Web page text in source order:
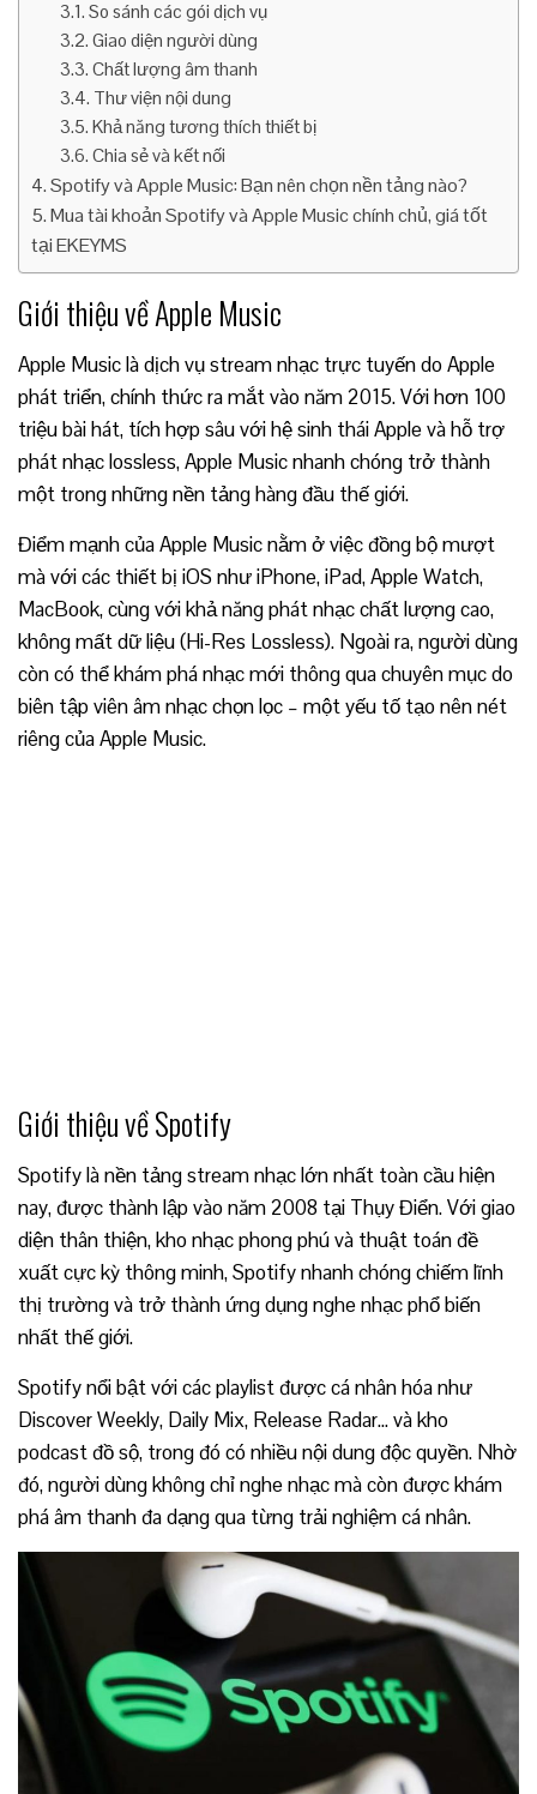
So sánh các gói dịch vụ
Giao diện người dùng
Chất lượng âm thanh
Thư viện nội dung
Khả năng tương thích thiết bị
Chia sẻ và kết nối
Spotify và Apple Music: Bạn nên chọn nền tảng nào?
Mua tài khoản Spotify và Apple Music chính chủ, giá tốt
tại EKEYMS
Giới thiệu về Apple Music
Apple Music là dịch vụ stream nhạc trực tuyến do Apple
phát triển, chính thức ra mắt vào năm 2015. Với hơn 100
triệu bài hát, tích hợp sâu với hệ sinh thái Apple và hỗ trợ
phát nhạc lossless, Apple Music nhanh chóng trở thành
một trong những nền tảng hàng đầu thế giới.
Điểm mạnh của Apple Music nằm ở việc đồng bộ mượt
mà với các thiết bị iOS như iPhone, iPad, Apple Watch,
MacBook, cùng với khả năng phát nhạc chất lượng cao,
không mất dữ liệu (Hi-Res Lossless). Ngoài ra, người dùng
còn có thể khám phá nhạc mới thông qua chuyên mục do
biên tập viên âm nhạc chọn lọc – một yếu tố tạo nên nét
riêng của Apple Music.
Giới thiệu về Spotify
Spotify là nền tảng stream nhạc lớn nhất toàn cầu hiện
nay, được thành lập vào năm 2008 tại Thụy Điển. Với giao
diện thân thiện, kho nhạc phong phú và thuật toán đề
xuất cực kỳ thông minh, Spotify nhanh chóng chiếm lĩnh
thị trường và trở thành ứng dụng nghe nhạc phổ biến
nhất thế giới.
Spotify nổi bật với các playlist được cá nhân hóa như
Discover Weekly, Daily Mix, Release Radar… và kho
podcast đồ sộ, trong đó có nhiều nội dung độc quyền. Nhờ
đó, người dùng không chỉ nghe nhạc mà còn được khám
phá âm thanh đa dạng qua từng trải nghiệm cá nhân.